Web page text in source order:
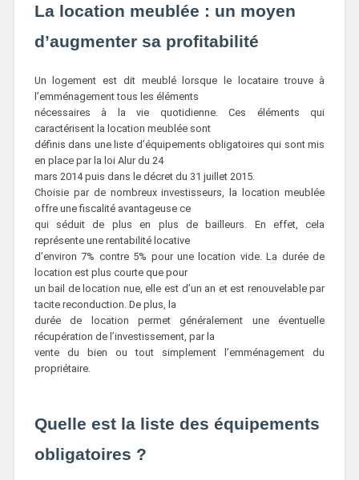
La location meublée : un moyen
d’augmenter sa profitabilité
Un logement est dit meublé lorsque le locataire trouve à
l’emménagement tous les éléments
nécessaires à la vie quotidienne. Ces éléments qui
caractérisent la location meublée sont
définis dans une liste d’équipements obligatoires qui sont mis
en place par la loi Alur du 24
mars 2014 puis dans le décret du 31 juillet 2015.
Choisie par de nombreux investisseurs, la location meublée
offre une fiscalité avantageuse ce
qui séduit de plus en plus de bailleurs. En effet, cela
représente une rentabilité locative
d’environ 7% contre 5% pour une location vide. La durée de
location est plus courte que pour
un bail de location nue, elle est d’un an et est renouvelable par
tacite reconduction. De plus, la
durée de location permet généralement une éventuelle
récupération de l’investissement, par la
vente du bien ou tout simplement l’emménagement du
propriétaire.
Quelle est la liste des équipements
obligatoires ?